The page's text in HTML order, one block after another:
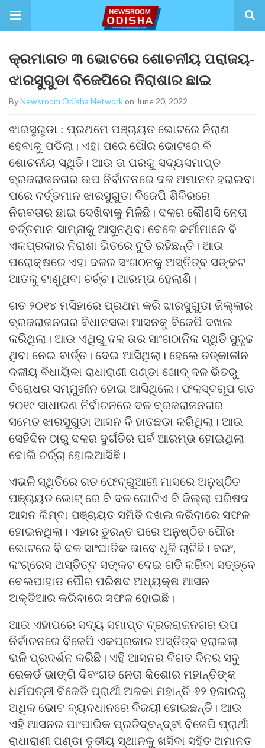
କ୍ରମାଗତ ୩ ଭୋଟରେ ଶୋଚନୀୟ ପରାଜୟ-
ଝାରସୁଗୁଡା ବିଜେପିରେ ନିରାଶାର ଛାଇ
ByNewsroom Odisha Networkon June 20, 2022
ଝାରସୁଗୁଡା : ପ୍ରଥମେ ପଞ୍ଚାୟତ ଭୋଟରେ ନିରାଶ
ହେବାକୁ ପଡିଲା। ଏହା ପରେ ପୌର ଭୋଟରେ ବି
ଶୋଚନୀୟ ସ୍ଥିତି। ଆଉ ତା ପରକୁ ସଦ୍ୟସମାପ୍ତ
ବ୍ରଜରାଜନଗର ଉପ ନିର୍ବାଚନରେ ଦଳ ଅମାନତ ହରାଇବା
ପରେ ବର୍ତ୍ତମାନ ଝାରସୁଗୁଡା ବିଜେପି ଶିବିରରେ
ନିରବତାର ଛାଇ ଦେଖିବାକୁ ମିଳିଛି। ଦଳର କୌଣସି ନେତା
ବର୍ତ୍ତମାନ ସାମ୍ନାକୁ ଆସୁନଥିବା ବେଳେ କର୍ମୀମାନେ ବି
ଏକପ୍ରକାର ନିରାଶା ଭିତରେ ବୁଡି ରହିଛନ୍ତି। ଆଉ
ପରୋକ୍ଷରେ ଏହା ଦଳର ସଂଗଠନକୁ ଅସ୍ତିତ୍ବ ସଙ୍କଟ
ଆଡକୁ ଟାଣୁଥିବା ଚର୍ଚ୍ଚ। ଆରମ୍ଭ ହେଲାଣି।
ଗତ ୨୦୧୪ ମସିହାରେ ପ୍ରଥମ କରି ଝାରସୁଗୁଡା ଜିଲ୍ଲାର
ବ୍ରଜରାଜନଗର ବିଧାନସଭା ଆସନକୁ ବିଜେପି ଦଖଲ
କରିଥିଲା। ଆଉ ଏଥିରୁ ଦଳ ତାର ସାଂଗଠାନିକ ସ୍ଥିତି ସୁଦୃଢ
ଥିବା ନେଇ ବାର୍ତ୍ତ। ଦେଇ ଆସିଥିଲା। ହେଲେ ତତ୍କାଳୀନ
ଦଳୀୟ ବିଧାୟିକା ରାଧାରାଣୀ ପଣ୍ଡା ଖୋଦ୍ ଦଳ ଭିତରୁ
ବିରୋଧର ସମ୍ମୁଖୀନ ହୋଇ ଆସିଥିଲେ। ଫଳସ୍ବରୂପ ଗତ
୨୦୧୯ ସାଧାରଣ ନିର୍ବାଚନରେ ଦଳ ବ୍ରଜରାଜନଗର
ସମେତ ଝାରସୁଗୁଡା ଆସନ ବି ହାତଛଡା କରିଥିଲା। ଆଉ
ସେହିଦିନ ଠାରୁ ଦଳର ଦୁର୍ଗତିର ପର୍ବ ଆରମ୍ଭ ହୋଇଥିଲା
ବୋଲି ଚର୍ଚ୍ଚା ହୋଇଆସିଛି।
ଏଭଳି ସ୍ଥିତିରେ ଗତ ଫେବ୍ରୁଆରୀ ମାସରେ ଅନୁଷ୍ଠିତ
ପଞ୍ଚାୟତ ଭୋଟ୍ ରେ ବି ଦଳ ଗୋଟିଏ ବି ଜିଲ୍ଲା ପରିଷଦ
ଆସନ କିମ୍ବା ପଞ୍ଚାୟତ ସମିତି ଦଖଲ କରିବାରେ ସଫଳ
ହୋଇନଥିଲା। ଏହାର ତୁରନ୍ତ ପରେ ଅନୁଷ୍ଠିତ ପୌର
ଭୋଟରେ ବି ଦଳ ସାଂଘାତିକ ଭାବେ ଧୂଳି ଚାଟିଛି। ବରଂ,
କଂଗ୍ରେସ ଅସ୍ତିତ୍ବ ସଙ୍କଟ ଦେଇ ଗତି କରିବା ସତ୍ତ୍ବେ
ବେଲପାହାଡ ପୌର ପରିଷଦ ଅଧ୍ୟକ୍ଷ ଆସନ
ଅକ୍ତିଆର କରିବାରେ ସଫଳ ହୋଇଛି।
ଆଉ ଏହାପରେ ସଦ୍ୟ ସମାପ୍ତ ବ୍ରଜରାଜନଗର ଉପ
ନିର୍ବାଚନରେ ବିଜେପି ଏକପ୍ରକାର ଅସ୍ତିତ୍ବ ହରାଇଲା
ଭଳି ପ୍ରଦର୍ଶନ କରିଛି। ଏହି ଆସନର ବିଗତ ଦିନର ସବୁ
ରେକର୍ଡ ଭାଙ୍ଗି ଦିବଂଗତ ନେତା କିଶୋର ମହାନ୍ତିଙ୍କ
ଧର୍ମପତ୍ନୀ ବିଜେଡି ପ୍ରାର୍ଥୀ ଅଳକା ମହାନ୍ତି ୬୨ ହଜାରରୁ
ଅଧିକ ଭୋଟ ବ୍ୟବଧାନରେ ବିଜୟୀ ହୋଇଛନ୍ତି। ଆଉ
ଏହି ଆସନର ପାଂପାରିକ ପ୍ରତିଦ୍ବନ୍ଦ୍ବୀ ବିଜେପି ପ୍ରାର୍ଥୀ
ରାଧାରାଣୀ ପଣ୍ଡା ତୃତୀୟ ସ୍ଥାନକୁ ଖସିବା ସହିତ ଅମାନତ